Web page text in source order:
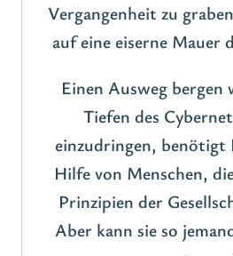
Vergangenheit zu
auf eine eiserne Mauer
Einen Ausweg bergen
Tiefen des
einzudringen, benötigt
Hilfe von Menschen,
Prinzipien der
Aber kann sie so